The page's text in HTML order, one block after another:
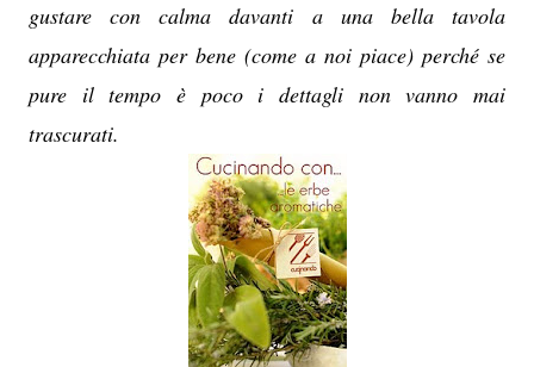
gustare con calma davanti a una bella tavola
apparecchiata per bene (come a noi piace) perché se
pure il tempo è poco i dettagli non vanno mai
trascurati.